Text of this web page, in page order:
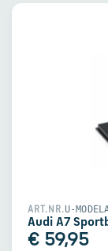
ART.NR.U-
Audi A7
€ 59,95